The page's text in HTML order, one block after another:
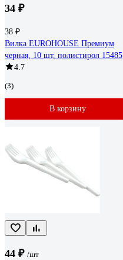
34 ₽
38 ₽
Вилка EUROHOUSE Премиум
черная, 10 шт, полистирол 15485
4.7
(3)
В корзину
44 ₽ /шт